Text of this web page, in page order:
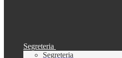
Segreteria
Segreteria